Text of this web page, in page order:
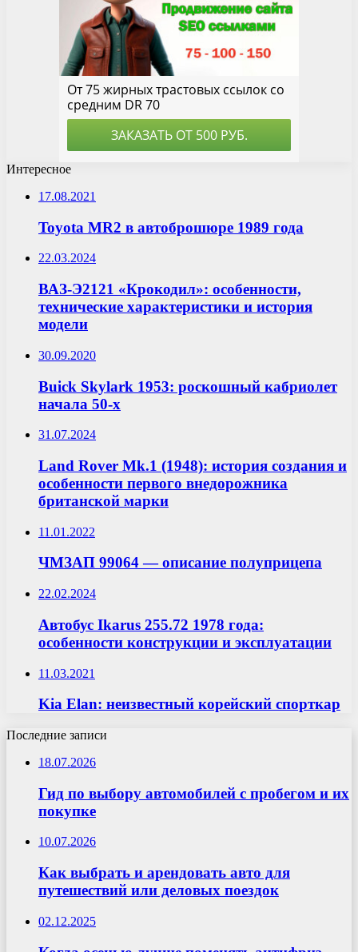
Интересное
17.08.2021
Toyota MR2 в автоброшюре 1989 года
22.03.2024
ВАЗ-Э2121 «Крокодил»: особенности,
технические характеристики и история
модели
30.09.2020
Buick Skylark 1953: роскошный кабриолет
начала 50-х
31.07.2024
Land Rover Mk.1 (1948): история создания и
особенности первого внедорожника
британской марки
11.01.2022
ЧМЗАП 99064 — описание полуприцепа
22.02.2024
Автобус Ikarus 255.72 1978 года:
особенности конструкции и эксплуатации
11.03.2021
Kia Elan: неизвестный корейский спорткар
Последние записи
18.07.2026
Гид по выбору автомобилей с пробегом и их
покупке
10.07.2026
Как выбрать и арендовать авто для
путешествий или деловых поездок
02.12.2025